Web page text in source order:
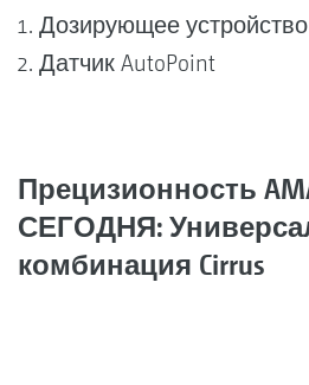
Дозирующее устройство
Датчик AutoPoint
Прецизионность
СЕГОДНЯ:
комбинация Cirrus